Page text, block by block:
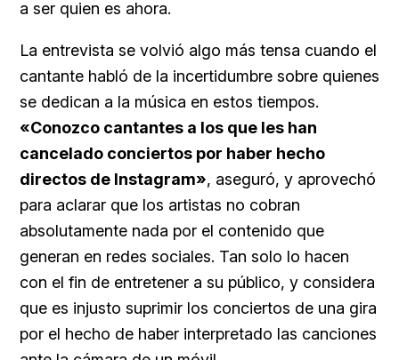
a ser quien es ahora.
La entrevista se volvió algo más tensa cuando el
cantante habló de la incertidumbre sobre quienes
se dedican a la música en estos tiempos.
«Conozco cantantes a los que les han
cancelado conciertos por haber hecho
directos de Instagram», aseguró, y aprovechó
para aclarar que los artistas no cobran
absolutamente nada por el contenido que
generan en redes sociales. Tan solo lo hacen
con el fin de entretener a su público, y considera
que es injusto suprimir los conciertos de una gira
por el hecho de haber interpretado las canciones